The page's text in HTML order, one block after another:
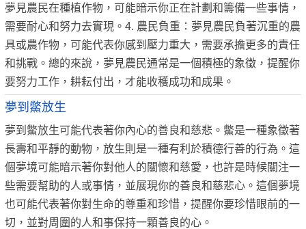
夢見農民在種植作物，可能暗示你正在計劃和籌備一些事情，
需要耐心和努力去實現。4. 農民負重：夢見農民負著沉重的農
具或農作物，可能代表你感到壓力重大，需要承擔更多的責任
和挑戰。總的來說，夢見農民通常是一個積極的象徵，提醒你
要努力工作，耕耘付出，才能收穫成功和成果。
夢到鱉放生
夢到鱉放生可能代表著你內心的善良和慈悲。鱉是一種象徵著
長壽和平靜的動物，放生則是一種有利於積德行善的行為。這
個夢境可能暗示著你對他人的關懷和慈愛，也許是時候關注一
些需要幫助的人或事情，並展現你的善良和慈悲心。這個夢境
也可能代表著你對生命的尊重和珍惜，提醒你要珍惜眼前的一
切，並對周圍的人和事保持一顆善良的心。